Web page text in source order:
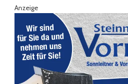
Anzeige